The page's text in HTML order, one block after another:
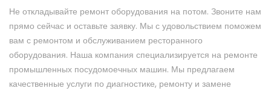
Не откладывайте ремонт оборудования на потом. Звоните нам
прямо сейчас и оставьте заявку. Мы с удовольствием поможем
вам с ремонтом и обслуживанием ресторанного
оборудования. Наша компания специализируется на ремонте
промышленных посудомоечных машин. Мы предлагаем
качественные услуги по диагностике, ремонту и замене